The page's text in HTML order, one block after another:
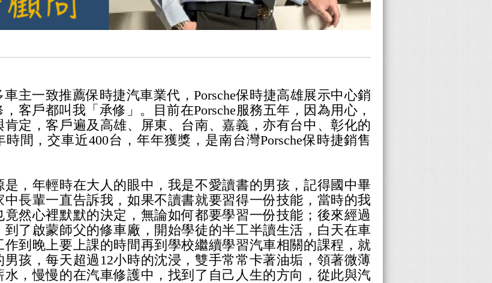
車主一致推薦保時捷汽車業代，Porsche保時捷高雄展示中心銷
，客戶都叫我「承修」。目前在Porsche服務五年，因為用心，
肯定，客戶遍及高雄、屏東、台南、嘉義，亦有台中、彰化的
時間，交車近400台，年年獲獎，是南台灣Porsche保時捷銷售
是，年輕時在大人的眼中，我是不愛讀書的男孩，記得國中畢
中長輩一直告訴我，如果不讀書就要習得一份技能，當時的我
竟然心裡默默的決定，無論如何都要學習一份技能；後來經過
到了啟蒙師父的修車廠，開始學徒的半工半讀生活，白天在車
作到晚上要上課的時間再到學校繼續學習汽車相關的課程，就
孩，每天超過12小時的沈浸，雙手常常卡著油垢，領著微薄
水，慢慢的在汽車修護中，找到了自己人生的方向，從此與汽